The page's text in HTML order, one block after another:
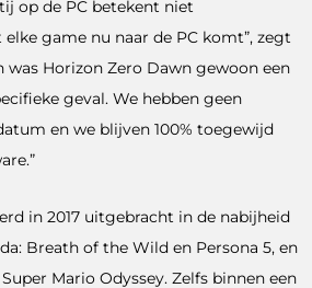
op de PC betekent niet
game nu naar de PC komt”, zegt
was Horizon Zero Dawn gewoon een
geval. We hebben geen
en we blijven 100% toegewijd
in 2017 uitgebracht in de nabijheid
Breath of the Wild en Persona 5, en
Mario Odyssey. Zelfs binnen een